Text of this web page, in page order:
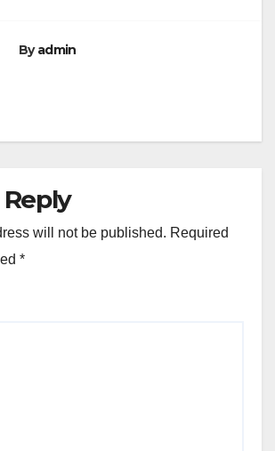
Byadmin
will not be published. Required
*